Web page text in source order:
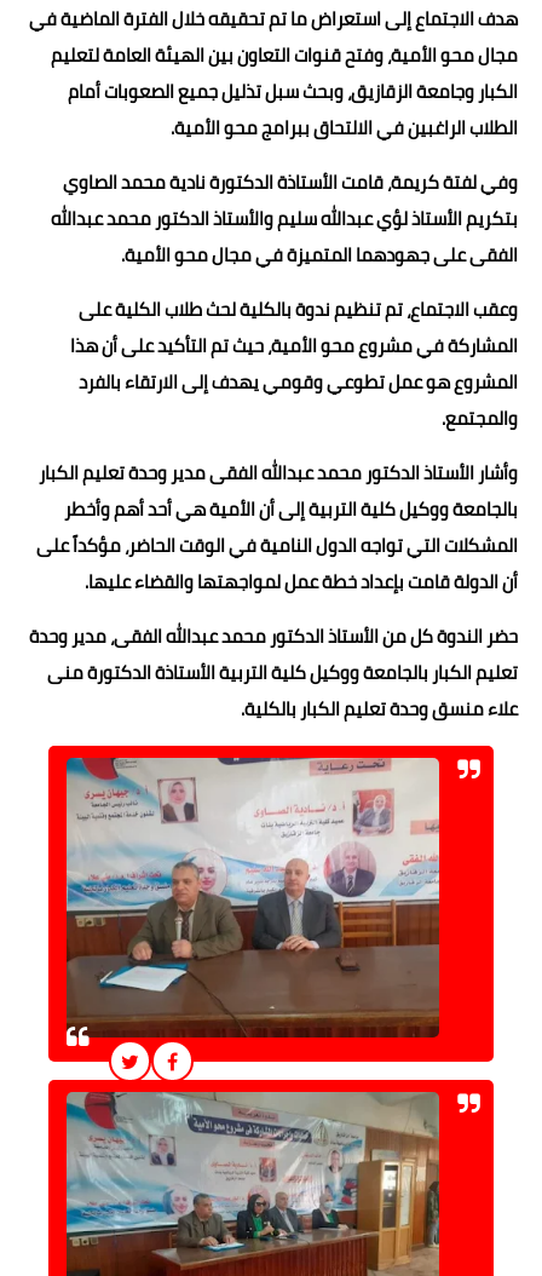
هدف الاجتماع إلى استعراض ما تم تحقيقه خلال الفترة الماضية في
مجال محو الأمية، وفتح قنوات التعاون بين الهيئة العامة لتعليم
الكبار وجامعة الزقازيق، وبحث سبل تذليل جميع الصعوبات أمام
الطلاب الراغبين في الالتحاق ببرامج محو الأمية.
وفي لفتة كريمة، قامت الأستاذة الدكتورة نادية محمد الصاوي
بتكريم الأستاذ لؤي عبدالله سليم والأستاذ الدكتور محمد عبدالله
الفقى على جهودهما المتميزة في مجال محو الأمية.
وعقب الاجتماع، تم تنظيم ندوة بالكلية لحث طلاب الكلية على
المشاركة في مشروع محو الأمية، حيث تم التأكيد على أن هذا
المشروع هو عمل تطوعي وقومي يهدف إلى الارتقاء بالفرد
والمجتمع.
وأشار الأستاذ الدكتور محمد عبدالله الفقى مدير وحدة تعليم الكبار
بالجامعة ووكيل كلية التربية إلى أن الأمية هي أحد أهم وأخطر
المشكلات التي تواجه الدول النامية في الوقت الحاضر، مؤكداً على
أن الدولة قامت بإعداد خطة عمل لمواجهتها والقضاء عليها.
حضر الندوة كل من الأستاذ الدكتور محمد عبدالله الفقى، مدير وحدة
تعليم الكبار بالجامعة ووكيل كلية التربية الأستاذة الدكتورة منى
علاء منسق وحدة تعليم الكبار بالكلية.